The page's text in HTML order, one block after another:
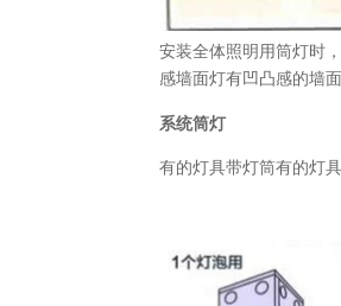
安装全体照明用筒灯时
感墙面灯有凹凸感的墙
系统筒灯
有的灯具带灯筒有的灯